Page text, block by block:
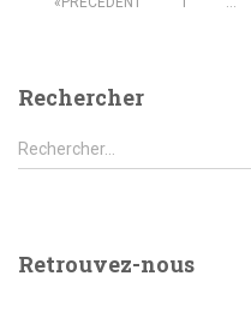
Rechercher
Rechercher…
Retrouvez-nous